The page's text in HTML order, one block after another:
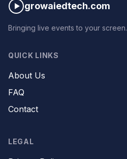
growaiedtech.com
Bringing live events to your screen.
QUICK LINKS
About Us
FAQ
Contact
LEGAL